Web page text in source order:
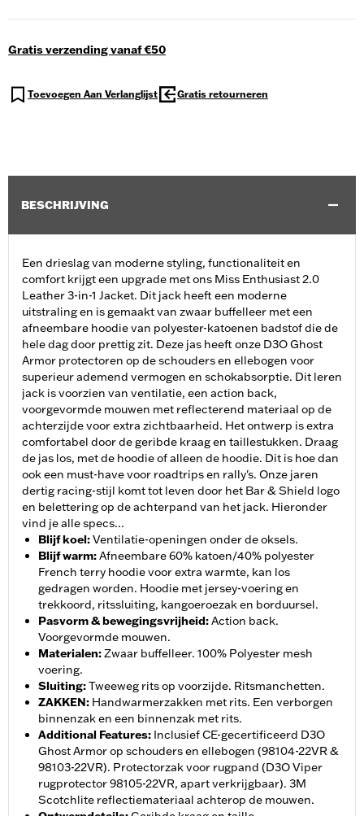
Gratis verzending vanaf €50
Toevoegen Aan Verlanglijst Gratis retourneren
BESCHRIJVING
Een drieslag van moderne styling, functionaliteit en
comfort krijgt een upgrade met ons Miss Enthusiast 2.0
Leather 3-in-1 Jacket. Dit jack heeft een moderne
uitstraling en is gemaakt van zwaar buffelleer met een
afneembare hoodie van polyester-katoenen badstof die de
hele dag door prettig zit. Deze jas heeft onze D3O Ghost
Armor protectoren op de schouders en ellebogen voor
superieur ademend vermogen en schokabsorptie. Dit leren
jack is voorzien van ventilatie, een action back,
voorgevormde mouwen met reflecterend materiaal op de
achterzijde voor extra zichtbaarheid. Het ontwerp is extra
comfortabel door de geribde kraag en taillestukken. Draag
de jas los, met de hoodie of alleen de hoodie. Dit is hoe dan
ook een must-have voor roadtrips en rally's. Onze jaren
dertig racing-stijl komt tot leven door het Bar & Shield logo
en belettering op de achterpand van het jack. Hieronder
vind je alle specs...
Blijf koel:Ventilatie-openingen onder de oksels.
Blijf warm:Afneembare 60% katoen/40% polyester
French terry hoodie voor extra warmte, kan los
gedragen worden. Hoodie met jersey-voering en
trekkoord, ritssluiting, kangoeroezak en borduursel.
Pasvorm & bewegingsvrijheid:Action back.
Voorgevormde mouwen.
Materialen:Zwaar buffelleer. 100% Polyester mesh
voering.
Sluiting:Tweeweg rits op voorzijde. Ritsmanchetten.
ZAKKEN: Handwarmerzakken met rits. Een verborgen
binnenzak en een binnenzak met rits.
Additional Features: Inclusief CE-gecertificeerd D3O
Ghost Armor op schouders en ellebogen (98104-22VR &
98103-22VR). Protectorzak voor rugpand (D3O Viper
rugprotector 98105-22VR, apart verkrijgbaar). 3M
Scotchlite reflectiemateriaal achterop de mouwen.